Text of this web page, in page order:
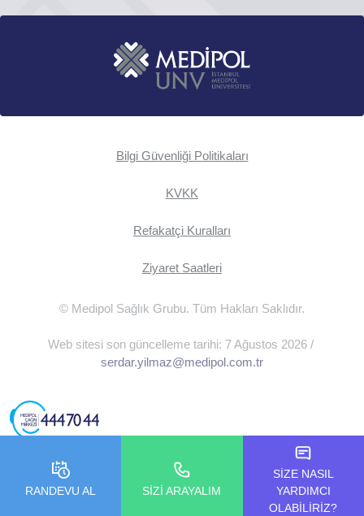
Bilgi Güvenliği Politikaları
KVKK
Refakatçi Kuralları
Ziyaret Saatleri
© Medipol Sağlık Grubu. Tüm Hakları Saklıdır.
Web sitesi son güncelleme tarihi: 7 Ağustos 2026 /
serdar.yilmaz@medipol.com.tr
RANDEVU AL SİZİ ARAYALIM
SİZE NASIL
YARDIMCI
OLABİLİRİZ?